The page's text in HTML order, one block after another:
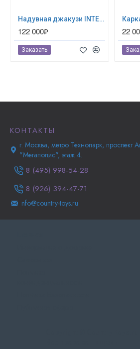
Надувная джакузи INTEX PureSpa Jet and Bubble Deluxe 218x71см-6 персон ; артикул 28462
122 000₽
Заказать
22
КОНТАКТЫ
г. Москва, метро Технопарк,
"Мегаполис", этаж 4.
8 (495) 998-54-28
8 (926) 394-47-71
nfo@country-toys.ru